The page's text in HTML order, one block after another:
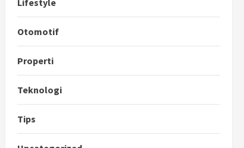
Lifestyle
Otomotif
Properti
Teknologi
Tips